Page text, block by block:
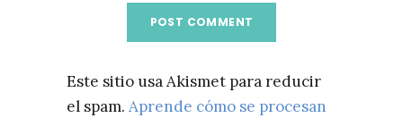
Este sitio usa Akismet para reducir
el spam. Aprende cómo se procesan